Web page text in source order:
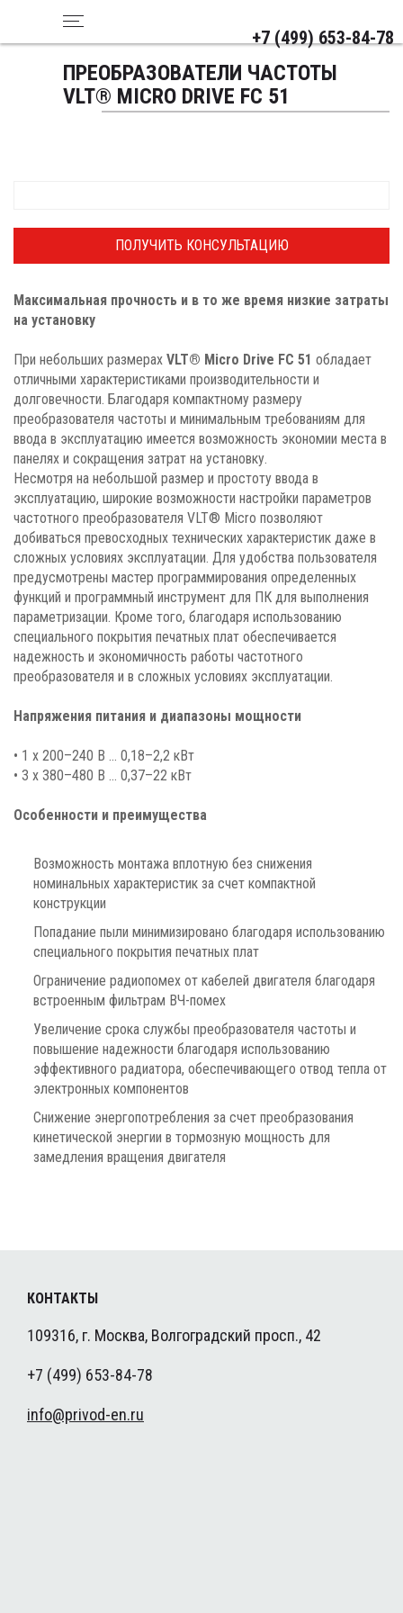
+7 (499) 653-84-78
ПРЕОБРАЗОВАТЕЛИ ЧАСТОТЫ
VLT® MICRO DRIVE FC 51
ПОЛУЧИТЬ КОНСУЛЬТАЦИЮ
Максимальная прочность и в то же время низкие затраты
на установку
При небольших размерах VLT® Micro Drive FC 51 обладает
отличными характеристиками производительности и
долговечности. Благодаря компактному размеру
преобразователя частоты и минимальным требованиям для
ввода в эксплуатацию имеется возможность экономии места в
панелях и сокращения затрат на установку.
Несмотря на небольшой размер и простоту ввода в
эксплуатацию, широкие возможности настройки параметров
частотного преобразователя VLT® Micro позволяют
добиваться превосходных технических характеристик даже в
сложных условиях эксплуатации. Для удобства пользователя
предусмотрены мастер программирования определенных
функций и программный инструмент для ПК для выполнения
параметризации. Кроме того, благодаря использованию
специального покрытия печатных плат обеспечивается
надежность и экономичность работы частотного
преобразователя и в сложных условиях эксплуатации.
Напряжения питания и диапазоны мощности
• 1 x 200–240 В ... 0,18–2,2 кВт
• 3 x 380–480 В ... 0,37–22 кВт
Особенности и преимущества
Возможность монтажа вплотную без снижения
номинальных характеристик за счет компактной
конструкции
Попадание пыли минимизировано благодаря использованию
специального покрытия печатных плат
Ограничение радиопомех от кабелей двигателя благодаря
встроенным фильтрам ВЧ-помех
Увеличение срока службы преобразователя частоты и
повышение надежности благодаря использованию
эффективного радиатора, обеспечивающего отвод тепла от
электронных компонентов
Снижение энергопотребления за счет преобразования
кинетической энергии в тормозную мощность для
замедления вращения двигателя
КОНТАКТЫ
109316, г. Москва, Волгоградский просп., 42
+7 (499) 653-84-78
info@privod-en.ru